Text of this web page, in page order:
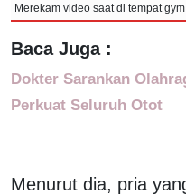
Merekam video saat di tempat
Baca Juga :
Dokter Sarankan
Perkuat Seluruh Otot
Menurut dia, pria